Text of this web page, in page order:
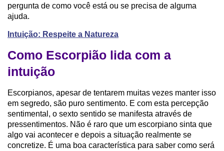
pergunta de como você está ou se precisa de alguma
ajuda.
Intuição: Respeite a Natureza
Como Escorpião lida com a
intuição
Escorpianos, apesar de tentarem muitas vezes manter isso
em segredo, são puro sentimento. E com esta percepção
sentimental, o sexto sentido se manifesta através de
pressentimentos. Não é raro que um escorpiano sinta que
algo vai acontecer e depois a situação realmente se
concretize. É uma boa característica para saber como será